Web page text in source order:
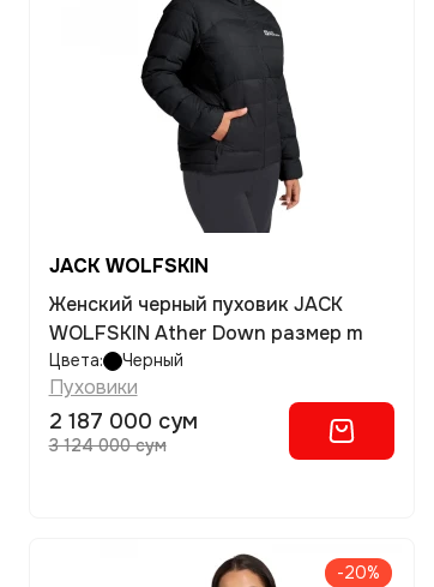
JACK WOLFSKIN
Женский черный пуховик JACK
WOLFSKIN Ather Down размер m
Цвета: Черный
Пуховики
2 187 000 сум
3 124 000 сум
-20%